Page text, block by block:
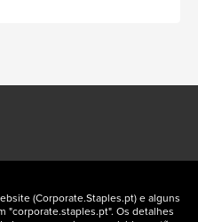
Staples Corporate
(Corporate.Staples.pt) e alguns
"corporate.staples.pt". Os detalhes